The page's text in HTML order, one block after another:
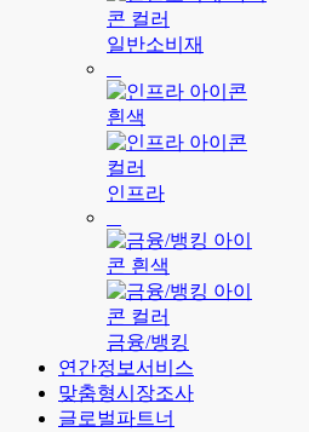
일반소비재
인프라
금융/뱅킹
연간정보서비스
맞춤형시장조사
글로벌파트너